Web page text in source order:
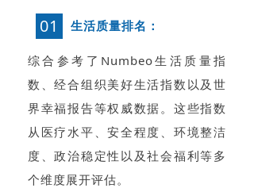
01 生活质量排名：
综合参考了Numbeo生活质量指
数、经合组织美好生活指数以及世
界幸福报告等权威数据。这些指数
从医疗水平、安全程度、环境整洁
度、政治稳定性以及社会福利等多
个维度展开评估。